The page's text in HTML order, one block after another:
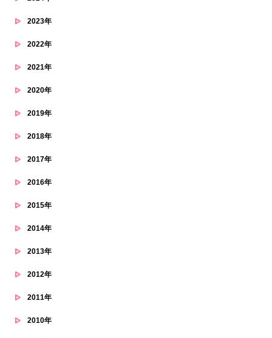
2023年
2022年
2021年
2020年
2019年
2018年
2017年
2016年
2015年
2014年
2013年
2012年
2011年
2010年